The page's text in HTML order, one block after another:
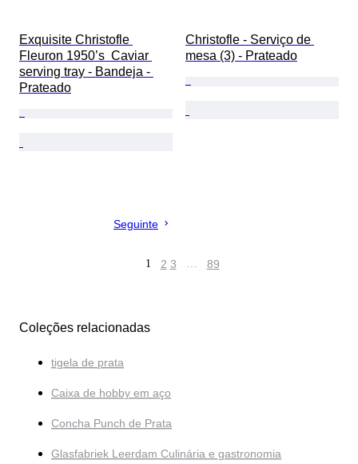
Exquisite Christofle
Fleuron 1950’s  Caviar
serving tray - Bandeja -
Prateado
Christofle - Serviço de
mesa (3) - Prateado
Seguinte
1 2 3 … 89
Coleções relacionadas
tigela de prata
Caixa de hobby em aço
Concha Punch de Prata
Glasfabriek Leerdam Culinária e gastronomia